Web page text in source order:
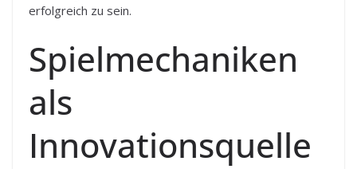
erfolgreich zu sein.
Spielmechaniken
als
Innovationsquelle